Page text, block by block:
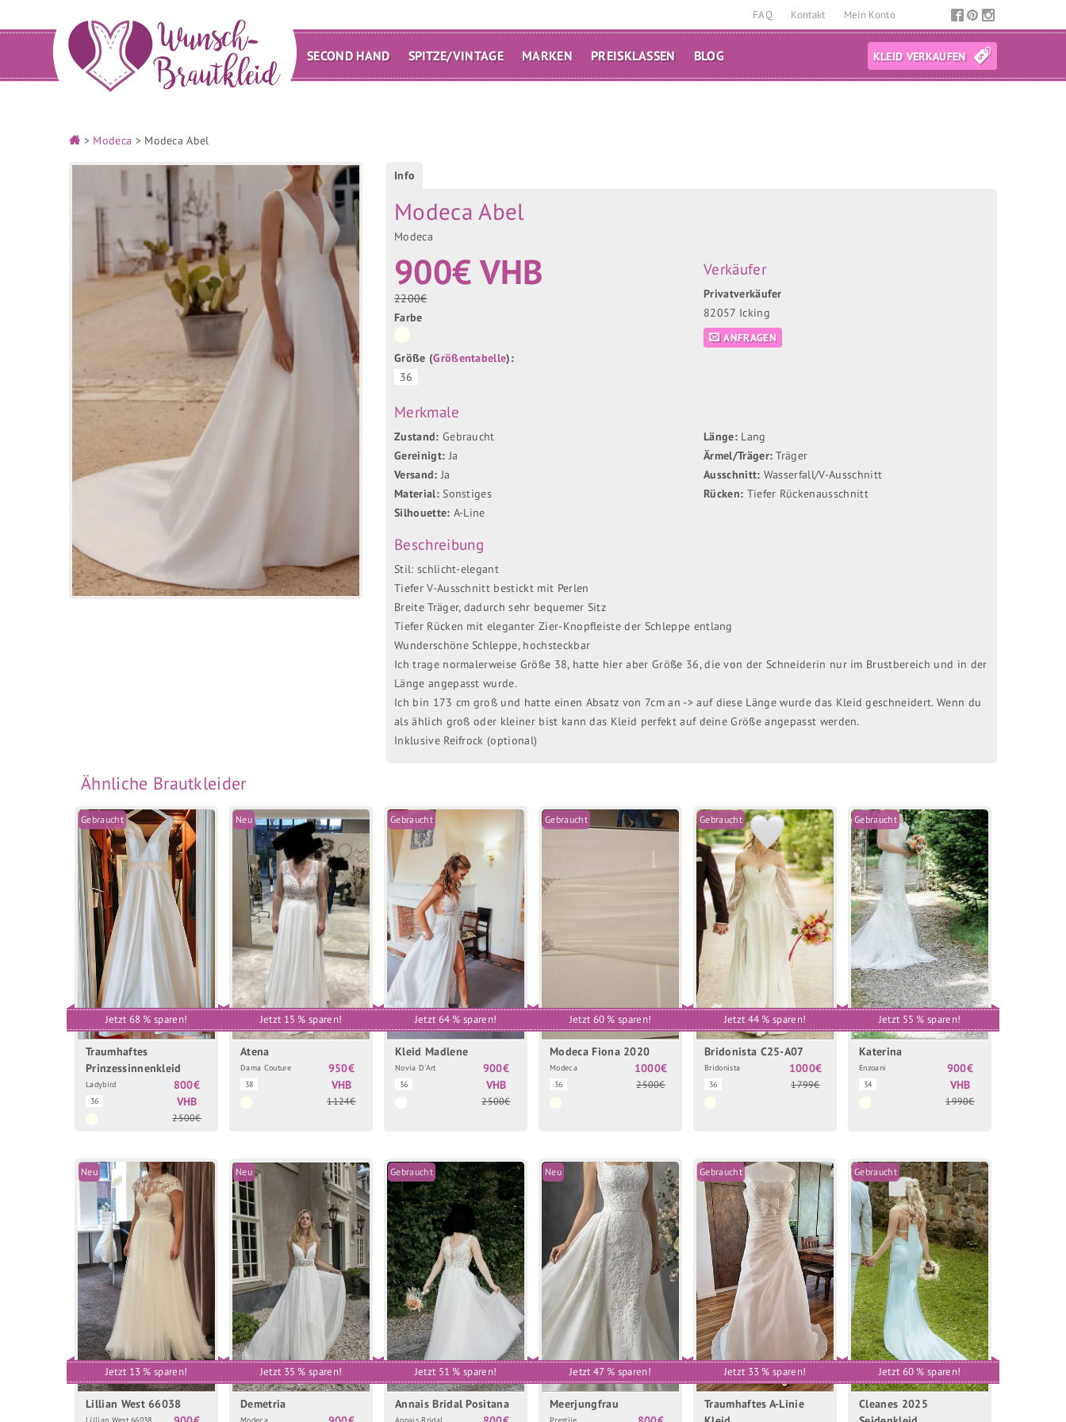
FAQ Kontakt Mein Konto
SECOND HAND SPITZE/VINTAGE MARKEN PREISKLASSEN BLOG KLEID VERKAUFEN
> Modeca > Modeca Abel
Info
Modeca Abel
Modeca
900€ VHB
2200€
Farbe
Größe (Größentabelle):
36
Verkäufer
Privatverkäufer
82057 Icking
ANFRAGEN
Merkmale
Zustand: Gebraucht
Gereinigt: Ja
Versand: Ja
Material:Sonstiges
Silhouette: A-Line
Länge:Lang
Ärmel/Träger: Träger
Ausschnitt: Wasserfall/V-Ausschnitt
Rücken: Tiefer Rückenausschnitt
Beschreibung
Stil: schlicht-elegant
Tiefer V-Ausschnitt bestickt mit Perlen
Breite Träger, dadurch sehr bequemer Sitz
Tiefer Rücken mit eleganter Zier-Knopfleiste der Schleppe entlang
Wunderschöne Schleppe, hochsteckbar
Ich trage normalerweise Größe 38, hatte hier aber Größe 36, die von der Schneiderin nur im Brustbereich und in der
Länge angepasst wurde.
Ich bin 173 cm groß und hatte einen Absatz von 7cm an -> auf diese Länge wurde das Kleid geschneidert. Wenn du
als ählich groß oder kleiner bist kann das Kleid perfekt auf deine Größe angepasst werden.
Inklusive Reifrock (optional)
Ähnliche Brautkleider
Gebraucht
Jetzt 68 % sparen!
Traumhaftes
Prinzessinnenkleid
Ladybird
36
800€
VHB
2500€
Neu
Jetzt 15 % sparen!
Atena
Dama Couture
38
950€
VHB
1124€
Gebraucht
Jetzt 64 % sparen!
Kleid Madlene
Novia D'Art
36
900€
VHB
2500€
Gebraucht
Jetzt 60 % sparen!
Modeca Fiona 2020
Modeca
36
1000€
2500€
Gebraucht
Jetzt 44 % sparen!
Bridonista C25-A07
Bridonista
36
1000€
1799€
Gebraucht
Jetzt 55 % sparen!
Katerina
Enzoani
34
900€
VHB
1990€
Neu
Jetzt 13 % sparen!
Lillian West 66038
Neu
Jetzt 35 % sparen!
Demetria
Gebraucht
Jetzt 51 % sparen!
Annais Bridal Positana
Neu
Jetzt 47 % sparen!
Meerjungfrau
Gebraucht
Jetzt 33 % sparen!
Traumhaftes A-Linie
Gebraucht
Jetzt 60 % sparen!
Cleanes 2025